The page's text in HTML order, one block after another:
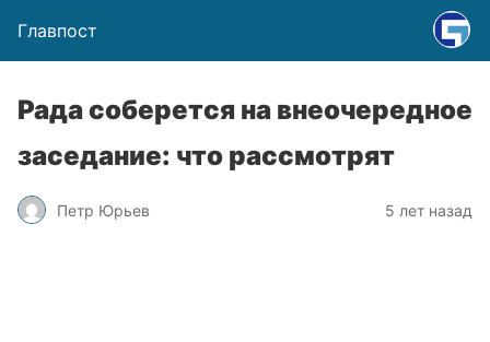
Главпост
Рада соберется на внеочередное
заседание: что рассмотрят
Петр Юрьев 5 лет назад